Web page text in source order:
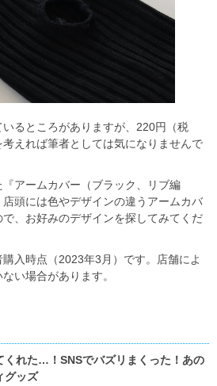
るところがありますが、220円（税
えれば筆者としては気になりませんで
アームカバー（ブラック、リブ編
頭には色やデザインの違うアームカバ
、お好みのデザインを探してみてくだ
入時点（2023年3月）です。店舗によ
い場合があります。
くれた…！SNSでバズリまくった！あの
グッズ